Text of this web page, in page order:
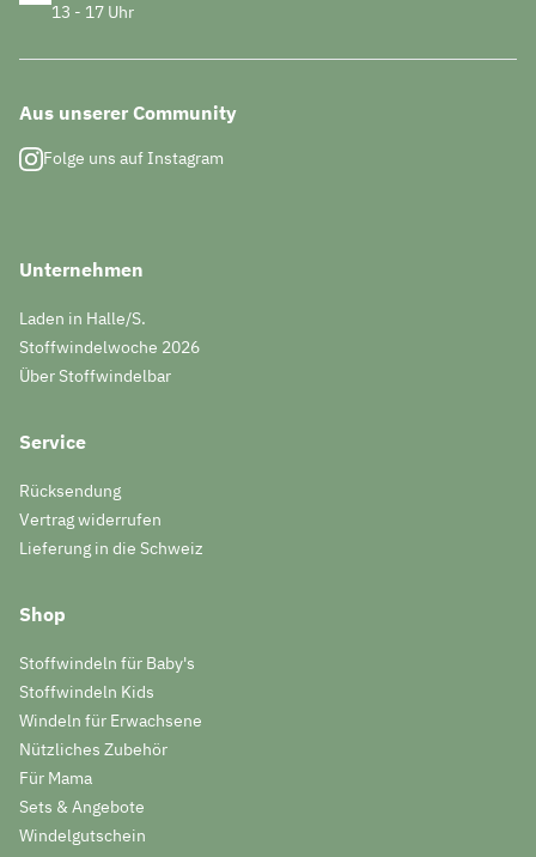
13 - 17 Uhr
Aus unserer Community
Folge uns auf Instagram
Unternehmen
Laden in Halle/S.
Stoffwindelwoche 2026
Über Stoffwindelbar
Service
Rücksendung
Vertrag widerrufen
Lieferung in die Schweiz
Shop
Stoffwindeln für Baby's
Stoffwindeln Kids
Windeln für Erwachsene
Nützliches Zubehör
Für Mama
Sets & Angebote
Windelgutschein